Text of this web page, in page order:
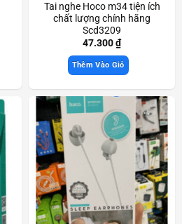
Tai nghe Hoco m34 tiện ích
chất lượng chính hãng
Scd3209
47.300₫
Thêm Vào Giỏ